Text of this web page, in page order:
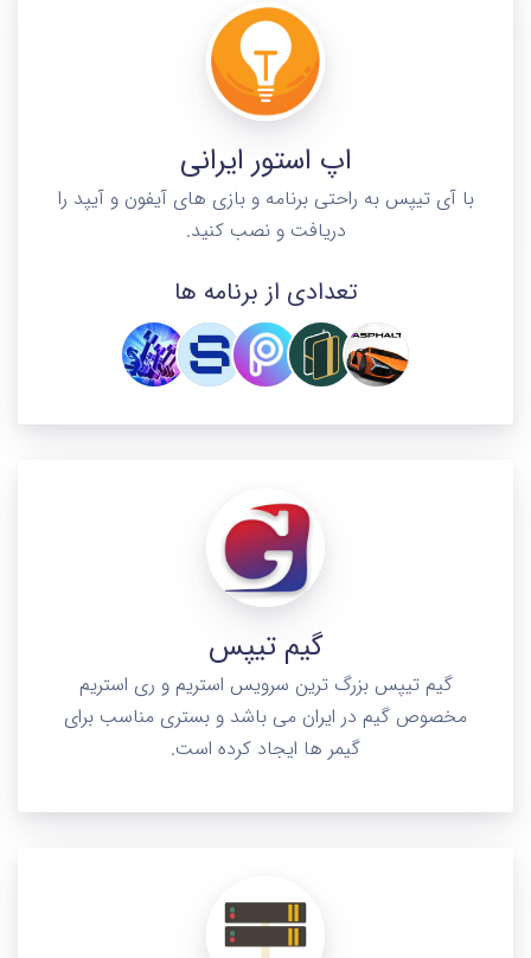
اپ استور ایرانی
با آی تیپس به راحتی برنامه و بازی های آیفون و آیپد را
دریافت و نصب کنید.
تعدادی از برنامه ها
گیم تیپس
گیم تیپس بزرگ ترین سرویس استریم و ری استریم
مخصوص گیم در ایران می باشد و بستری مناسب برای
گیمر ها ایجاد کرده است.